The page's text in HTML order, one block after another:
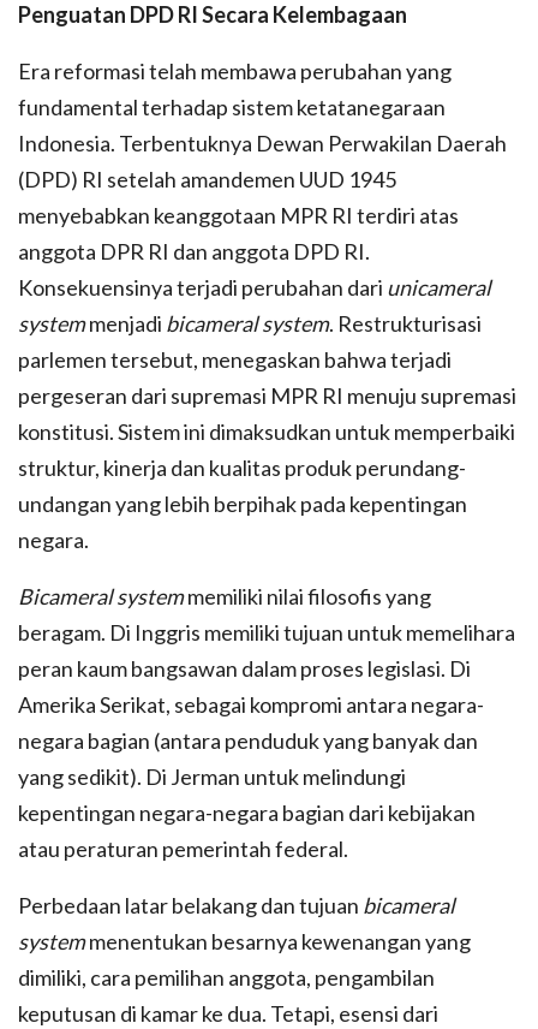
Penguatan DPD RI Secara Kelembagaan
Era reformasi telah membawa perubahan yang
fundamental terhadap sistem ketatanegaraan
Indonesia. Terbentuknya Dewan Perwakilan Daerah
(DPD) RI setelah amandemen UUD 1945
menyebabkan keanggotaan MPR RI terdiri atas
anggota DPR RI dan anggota DPD RI.
Konsekuensinya terjadi perubahan dari unicameral
systemmenjadi bicameral system. Restrukturisasi
parlemen tersebut, menegaskan bahwa terjadi
pergeseran dari supremasi MPR RI menuju supremasi
konstitusi. Sistem ini dimaksudkan untuk memperbaiki
struktur, kinerja dan kualitas produk perundang-
undangan yang lebih berpihak pada kepentingan
negara.
Bicameral systemmemiliki nilai filosofis yang
beragam. Di Inggris memiliki tujuan untuk memelihara
peran kaum bangsawan dalam proses legislasi. Di
Amerika Serikat, sebagai kompromi antara negara-
negara bagian (antara penduduk yang banyak dan
yang sedikit). Di Jerman untuk melindungi
kepentingan negara-negara bagian dari kebijakan
atau peraturan pemerintah federal.
Perbedaan latar belakang dan tujuan bicameral
systemmenentukan besarnya kewenangan yang
dimiliki, cara pemilihan anggota, pengambilan
keputusan di kamar ke dua. Tetapi, esensi dari